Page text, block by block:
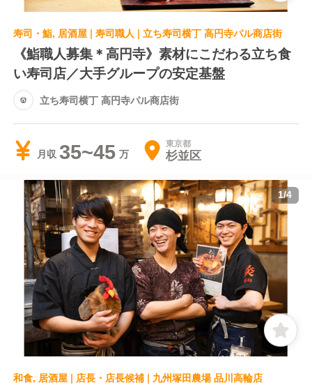
寿司・鮨, 居酒屋 | 寿司職人 | 立ち寿司横丁 高円寺パル商店街
《鮨職人募集＊高円寺》素材にこだわる立ち食
い寿司店／大手グループの安定基盤
立ち寿司横丁 高円寺パル商店街
月収 35~45 東京都
杉並区
1/4
和食, 居酒屋 | 店長・店長候補 | 九州塚田農場 品川高輪店